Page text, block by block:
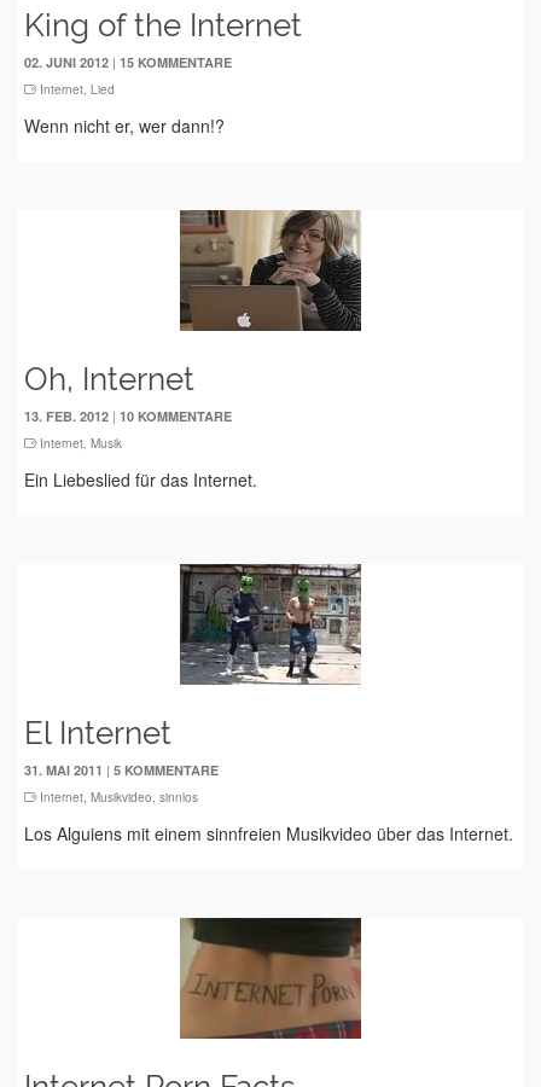
King of the Internet
02. JUNI 2012 | 15 KOMMENTARE
Internet, Lied
Wenn nicht er, wer dann!?
Oh, Internet
13. FEB. 2012 | 10 KOMMENTARE
Internet, Musik
Ein Liebeslied für das Internet.
El Internet
31. MAI 2011 | 5 KOMMENTARE
Internet, Musikvideo, sinnlos
Los Alguiens mit einem sinnfreien Musikvideo über das Internet.